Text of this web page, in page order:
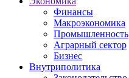
Финансы
Макроэкономика
Промышленность
Аграрный сектор
Бизнес
Внутриполитика